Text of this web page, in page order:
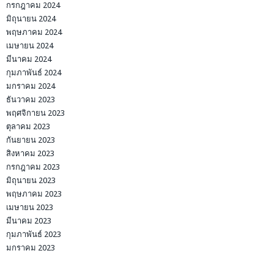
กรกฎาคม 2024
มิถุนายน 2024
พฤษภาคม 2024
เมษายน 2024
มีนาคม 2024
กุมภาพันธ์ 2024
มกราคม 2024
ธันวาคม 2023
พฤศจิกายน 2023
ตุลาคม 2023
กันยายน 2023
สิงหาคม 2023
กรกฎาคม 2023
มิถุนายน 2023
พฤษภาคม 2023
เมษายน 2023
มีนาคม 2023
กุมภาพันธ์ 2023
มกราคม 2023